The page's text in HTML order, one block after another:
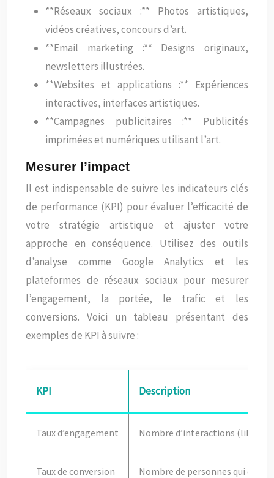
**Réseaux sociaux :** Photos artistiques,
vidéos créatives, concours d’art.
**Email marketing :** Designs originaux,
newsletters illustrées.
**Websites et applications :** Expériences
interactives, interfaces artistiques.
**Campagnes publicitaires :** Publicités
imprimées et numériques utilisant l’art.
Mesurer l’impact
Il est indispensable de suivre les indicateurs clés
de performance (KPI) pour évaluer l’efficacité de
votre stratégie artistique et ajuster votre
approche en conséquence. Utilisez des outils
d’analyse comme Google Analytics et les
plateformes de réseaux sociaux pour mesurer
l’engagement, la portée, le trafic et les
conversions. Voici un tableau présentant des
exemples de KPI à suivre :
KPI Description
Taux d’engagement Nombre d’interactions (likes,
Taux de conversion Nombre de personnes qui